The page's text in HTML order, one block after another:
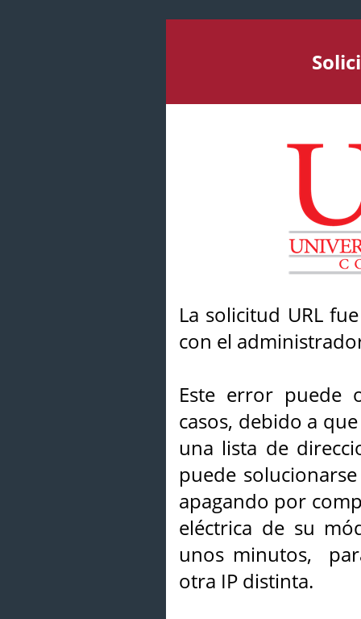
La solicitud URL
con el
Este error puede
casos, debido a
una lista de
puede
apagando por
eléctrica de su
unos minutos,
otra IP distinta.